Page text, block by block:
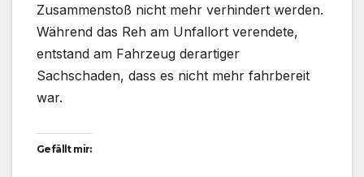
Zusammenstoß nicht mehr verhindert werden.
Während das Reh am Unfallort verendete,
entstand am Fahrzeug derartiger
Sachschaden, dass es nicht mehr fahrbereit
war.
Gefällt mir: